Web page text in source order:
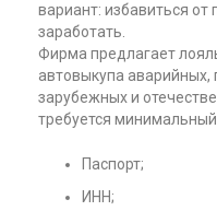
вариант: избавиться
заработать.
Фирма предлагает
автовыкупа
зарубежных и
требуется
Паспорт;
ИНН;